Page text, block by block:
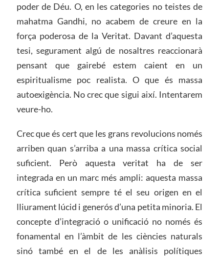
poder de Déu. O, en les categories no teistes de
mahatma Gandhi, no acabem de creure en la
força poderosa de la Veritat. Davant d’aquesta
tesi, segurament algú de nosaltres reaccionarà
pensant que gairebé estem caient en un
espiritualisme poc realista. O que és massa
autoexigència. No crec que sigui així. Intentarem
veure-ho.
Crec que és cert que les grans revolucions només
arriben quan s’arriba a una massa crítica social
suficient. Però aquesta veritat ha de ser
integrada en un marc més ampli: aquesta massa
crítica suficient sempre té el seu origen en el
lliurament lúcid i generós d’una petita minoria. El
concepte d’integració o unificació no només és
fonamental en l’àmbit de les ciències naturals
sinó també en el de les anàlisis polítiques